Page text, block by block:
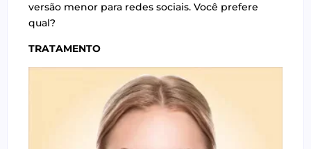
versão menor para redes sociais. Você prefere
qual?
TRATAMENTO